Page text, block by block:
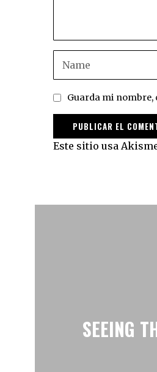
Guarda mi nombre,
Este sitio usa
SEEING